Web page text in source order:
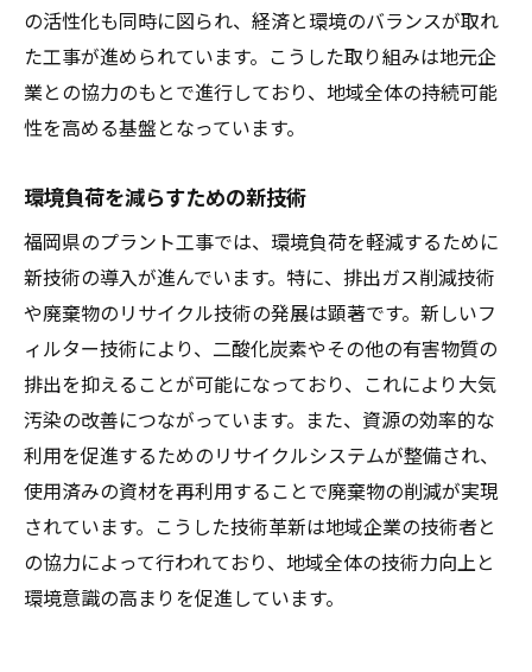
の活性化も同時に図られ、経済と環境のバランスが取れ
た工事が進められています。こうした取り組みは地元企
業との協力のもとで進行しており、地域全体の持続可能
性を高める基盤となっています。
環境負荷を減らすための新技術
福岡県のプラント工事では、環境負荷を軽減するために
新技術の導入が進んでいます。特に、排出ガス削減技術
や廃棄物のリサイクル技術の発展は顕著です。新しいフ
ィルター技術により、二酸化炭素やその他の有害物質の
排出を抑えることが可能になっており、これにより大気
汚染の改善につながっています。また、資源の効率的な
利用を促進するためのリサイクルシステムが整備され、
使用済みの資材を再利用することで廃棄物の削減が実現
されています。こうした技術革新は地域企業の技術者と
の協力によって行われており、地域全体の技術力向上と
環境意識の高まりを促進しています。